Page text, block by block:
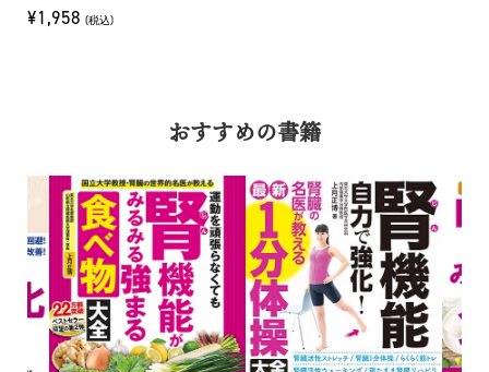
¥1,958 (税込)
おすすめの書籍